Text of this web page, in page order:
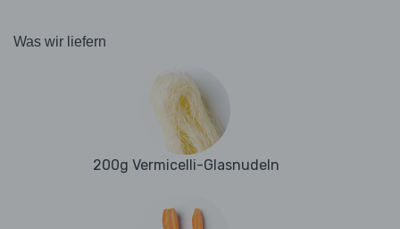
Was wir liefern
200g Vermicelli-Glasnudeln